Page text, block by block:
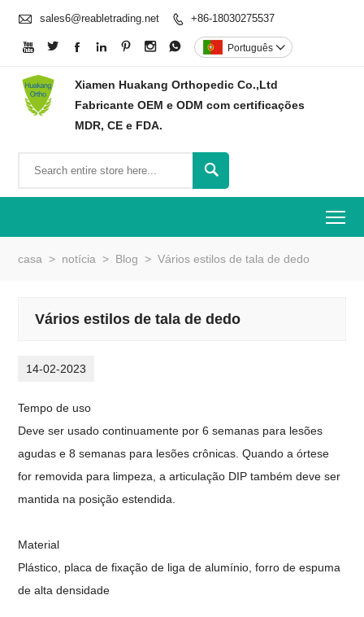
 sales6@reabletrading.net  +86-18030275537
       Português 
Xiamen Huakang Orthopedic Co.,Ltd
Fabricante OEM e ODM com certificações
MDR, CE e FDA.

casa > notícia > Blog > Vários estilos de tala de dedo
Vários estilos de tala de dedo
14-02-2023
Tempo de uso
Deve ser usado continuamente por 6 semanas para lesões
agudas e 8 semanas para lesões crônicas. Quando a órtese
for removida para limpeza, a articulação DIP também deve ser
mantida na posição estendida.
Material
Plástico, placa de fixação de liga de alumínio, forro de espuma
de alta densidade